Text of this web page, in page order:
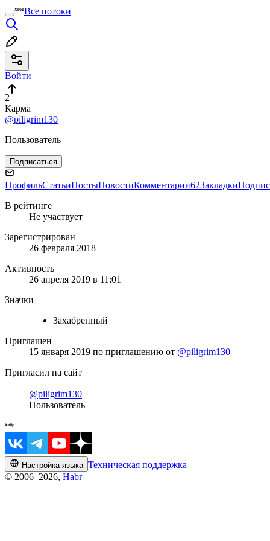
Все потоки
Войти
2
Карма
@piligrim130
Пользователь
Подписаться
ПрофильСтатьиПостыНовостиКомментарии62Закладки
В рейтинге
Не участвует
Зарегистрирован
26 февраля 2018
Активность
26 апреля 2019 в 11:01
Значки
Захабренный
Приглашен
15 января 2019 по приглашению от @piligrim130
Пригласил на сайт
@piligrim130
Пользователь
Настройка языка Техническая поддержка
© 2006–2026, Habr